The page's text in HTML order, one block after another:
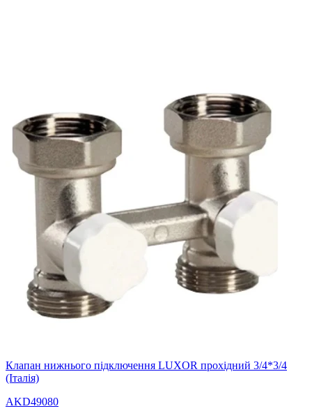
Клапан нижнього підключення LUXOR прохідний 3/4*3/4
(Італія)
AKD49080